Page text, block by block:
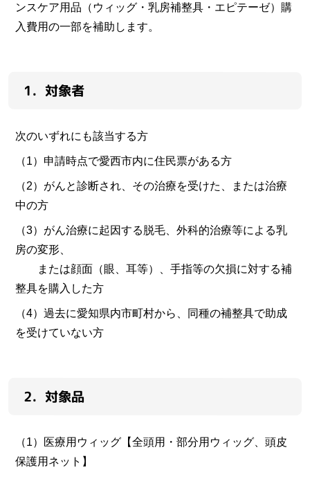
ンスケア用品（ウィッグ・乳房補整具・エピテーゼ）購
入費用の一部を補助します。
1．対象者
次のいずれにも該当する方
（1）申請時点で愛西市内に住民票がある方
（2）がんと診断され、その治療を受けた、または治療
中の方
（3）がん治療に起因する脱毛、外科的治療等による乳
房の変形、
または顔面（眼、耳等）、手指等の欠損に対する補
整具を購入した方
（4）過去に愛知県内市町村から、同種の補整具で助成
を受けていない方
2．対象品
（1）医療用ウィッグ【全頭用・部分用ウィッグ、頭皮
保護用ネット】